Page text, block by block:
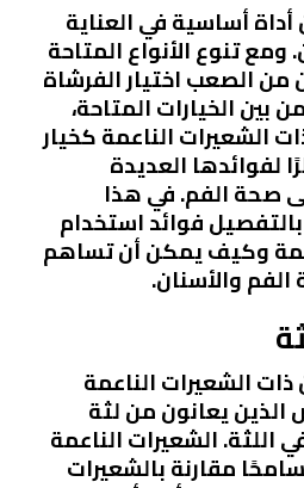
أداة أساسية في العناية
تنوع الأنواع المتاحة
الصعب اختيار الفرشاة
بين الخيارات المتاحة،
الشعيرات الناعمة كخيار
لفوائدها العديدة
صحة الفم. في هذا
فوائد استخدام
وكيف يمكن أن تساهم
والأسنان.
ذات الشعيرات الناعمة
الذين يعانون من لثة
الشعيرات الناعمة
مقارنة بالشعيرات